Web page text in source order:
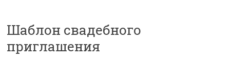
Шаблон свадебного
приглашения